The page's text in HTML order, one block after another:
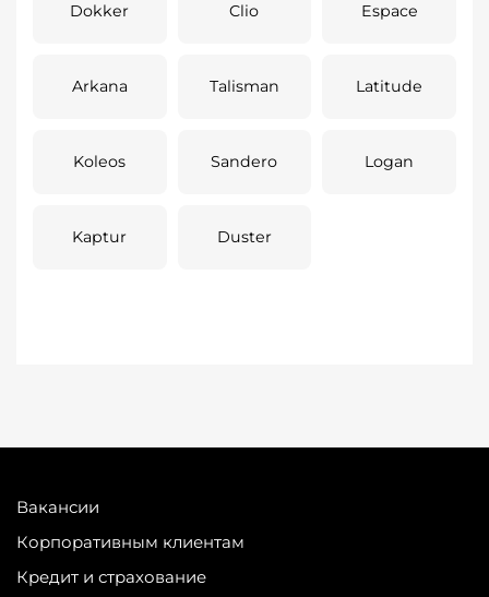
Dokker Clio Espace
Arkana Talisman Latitude
Koleos Sandero Logan
Kaptur Duster
Вакансии
Корпоративным клиентам
Кредит и страхование